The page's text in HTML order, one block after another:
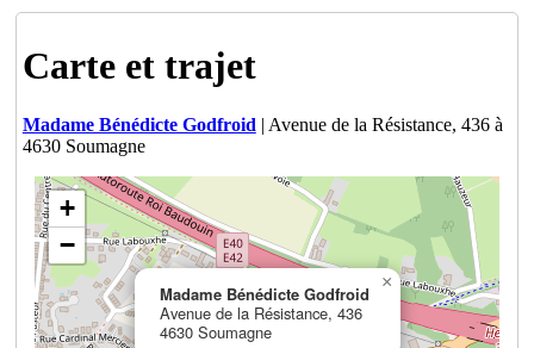
Carte et trajet
Madame Bénédicte Godfroid | Avenue de la Résistance, 436 à
4630 Soumagne
Madame Bénédicte Godfroid
Avenue de la Résistance, 436
4630 Soumagne
×
+
−